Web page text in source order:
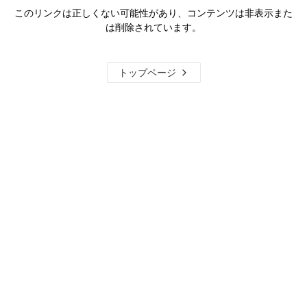
このリンクは正しくない可能性があり、コンテンツは非表示また
は削除されています。
トップページ